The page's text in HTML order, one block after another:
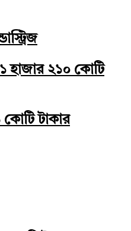
হাজার ২১০ কোটি
কোটি টাকার